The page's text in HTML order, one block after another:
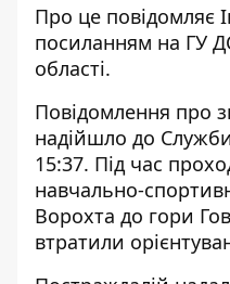
Про це повідомляє
посиланням на ГУ
області.
Повідомлення про
надійшло до
15:37. Під час
навчально-
Ворохта до гори
втратили